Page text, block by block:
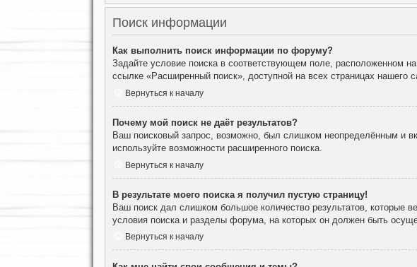
Поиск информации
Как выполнить поиск информации по форуму?
Задайте условие поиска в соответствующем поле, расположенном
ссылке «Расширенный поиск», доступной на всех страницах нашего
Вернуться к началу
Почему мой поиск не даёт результатов?
Ваш поисковый запрос, возможно, был слишком неопределённым и
используйте возможности расширенного поиска.
Вернуться к началу
В результате моего поиска я получил пустую страницу!
Ваш поиск дал слишком большое количество результатов, которые
условия поиска и разделы форума, на которых он должен быть
Вернуться к началу